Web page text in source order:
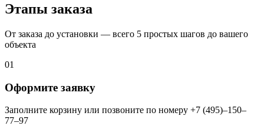
Этапы заказа
От заказа до установки — всего 5 простых шагов до вашего
объекта
01
Оформите заявку
Заполните корзину или позвоните по номеру +7 (495)–150–
77–97